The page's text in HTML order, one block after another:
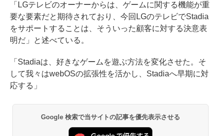
「LGテレビのオーナーからは、ゲームに関する機能が重
要な要素だと期待されており、今回LGのテレビでStadia
をサポートすることは、そういった顧客に対する決意表
明だ」と述べている。
「Stadiaは、好きなゲームを遊ぶ方法を変化させた。そ
して我々はwebOSの拡張性を活かし、Stadiaへ早期に対
応する」
Google 検索で当サイトの記事を優先表示させる